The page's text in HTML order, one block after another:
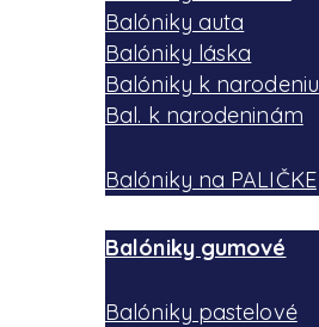
Balóniky auta
Balóniky láska
Balóniky k narodeniu
Bal. k narodeninám
Balóniky na PALIČKE
Balóniky gumové
Balóniky pastelové